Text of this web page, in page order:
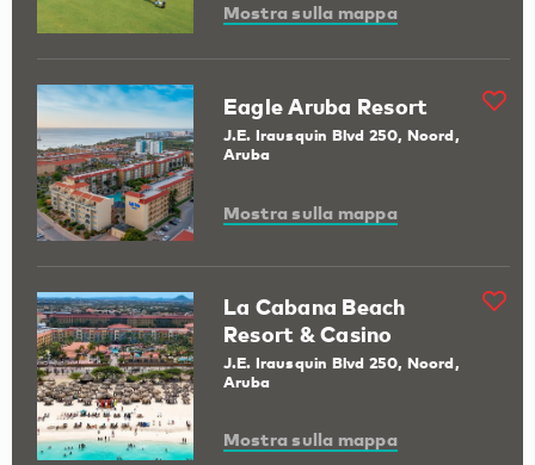
Mostra sulla mappa
Eagle Aruba Resort
J.E. Irausquin Blvd 250, Noord,
Aruba
Mostra sulla mappa
La Cabana Beach
Resort & Casino
J.E. Irausquin Blvd 250, Noord,
Aruba
Mostra sulla mappa